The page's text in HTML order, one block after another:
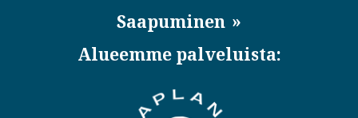
Saapuminen
Alueemme palveluista: